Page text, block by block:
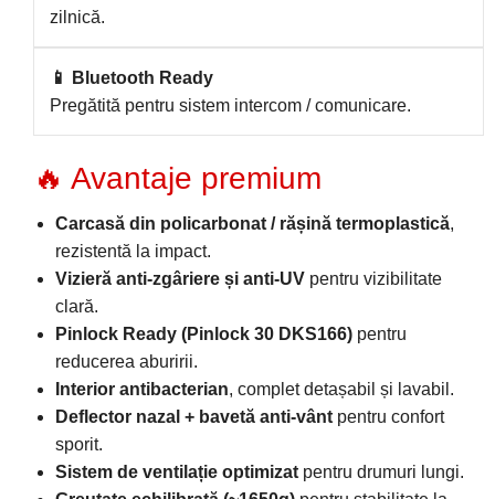
zilnică.
📱 Bluetooth Ready
Pregătită pentru sistem intercom / comunicare.
🔥 Avantaje premium
Carcasă din policarbonat / rășină termoplastică,
rezistentă la impact.
Vizieră anti-zgâriere și anti-UV pentru vizibilitate
clară.
Pinlock Ready (Pinlock 30 DKS166) pentru
reducerea aburirii.
Interior antibacterian, complet detașabil și lavabil.
Deflector nazal + bavetă anti-vânt pentru confort
sporit.
Sistem de ventilație optimizat pentru drumuri lungi.